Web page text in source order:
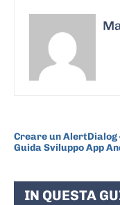
Creare un AlertDialog
Guida Sviluppo App
IN QUESTA